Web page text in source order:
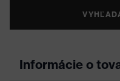
Informácie o